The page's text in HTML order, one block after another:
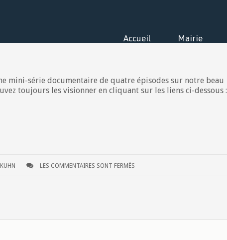
Accueil Mairie
mini-série documentaire de quatre épisodes sur notre beau
toujours les visionner en cliquant sur les liens ci-dessous :
LES COMMENTAIRES SONT FERMÉS